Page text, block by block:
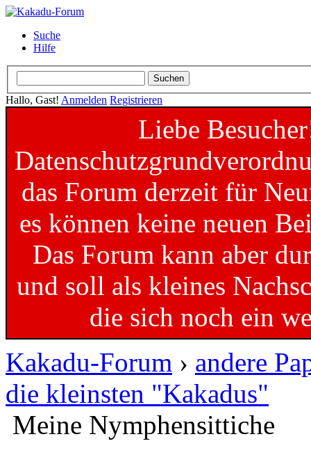
Suche
Hilfe
Hallo, Gast! Anmelden Registrieren
Liebe
das Forum derzeit für
es können keine neuen
Das Forum kann aber
und soll als kleines
die sich noch ein
Kakadu-Forum › andere
die kleinsten "Kakadus"
Meine Nymphensittiche